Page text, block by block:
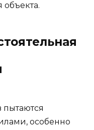
пытаются
особенно